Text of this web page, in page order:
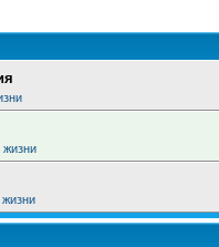
жизни
жизни